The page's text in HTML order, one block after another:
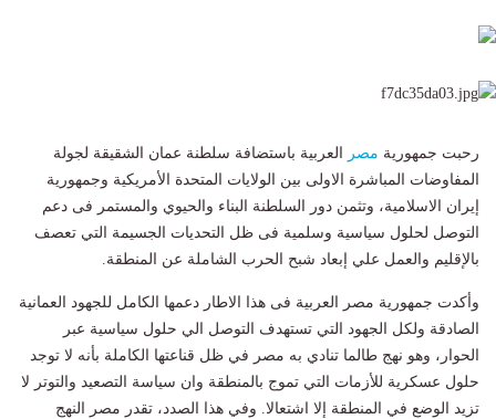
رحبت جمهورية مصر
العربية باستضافة سلطنة عمان الشقيقة لجولة
المفاوضات المباشرة الاولى بين الولايات المتحدة الأمريكية وجمهورية
إيران الاسلامية، وتثمن دور السلطنة البناء والحيوي والمستمر فى دعم
التوصل لحلول سياسية وسلمية فى ظل التحديات الجسيمة التي تعصف
بالإقليم والعمل علي إبعاد شبح الحرب الشاملة عن المنطقة.
وأكدت جمهورية مصر العربية فى هذا الاطار دعمها الكامل للجهود العمانية
الصادقة ولكل الجهود التي تستهدف التوصل الي حلول سياسية عبر
الحوار، وهو نهج طالما تنادي به مصر في ظل قناعتها الكاملة بأنه لا توجد
حلول عسكرية للأزمات التي تموج بالمنطقة وان سياسة التصعيد والتوتر لا
تزيد الوضع في المنطقة إلا اشتعالا. وفي هذا الصدد، تقدر مصر النهج